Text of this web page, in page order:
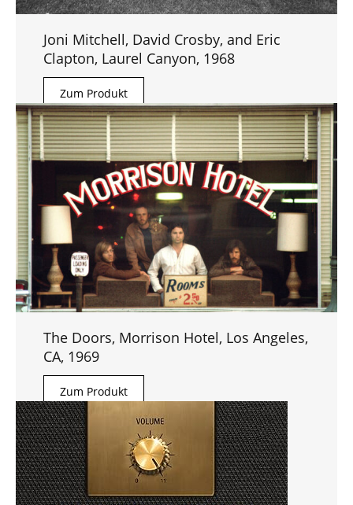
Joni Mitchell, David Crosby, and Eric
Clapton, Laurel Canyon, 1968
Zum Produkt
The Doors, Morrison Hotel, Los Angeles,
CA, 1969
Zum Produkt